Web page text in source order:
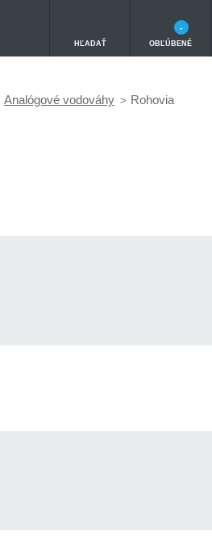
HĽADAŤ OBĽÚBENÉ
-
Analógové vodováhy Rohovia